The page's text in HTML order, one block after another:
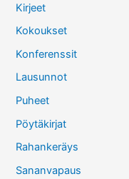
Kirjeet
Kokoukset
Konferenssit
Lausunnot
Puheet
Pöytäkirjat
Rahankeräys
Sananvapaus